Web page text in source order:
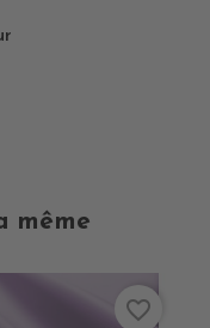
même
favorite_border